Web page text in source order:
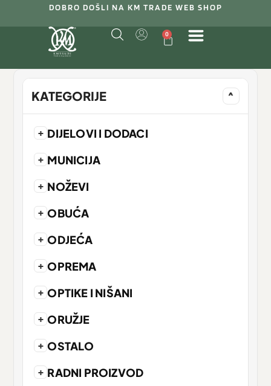
DOBRO DOŠLI NA KM TRADE WEB SHOP
0
KATEGORIJE ^
+ DIJELOVI I DODACI
+ MUNICIJA
+ NOŽEVI
+ OBUĆA
+ ODJEĆA
+ OPREMA
+ OPTIKE I NIŠANI
+ ORUŽJE
+ OSTALO
+ RADNI PROIZVOD